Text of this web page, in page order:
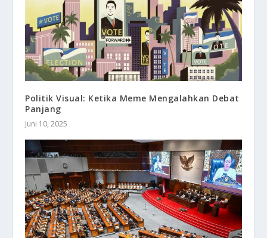
Politik Visual: Ketika Meme Mengalahkan Debat
Panjang
Juni 10, 2025